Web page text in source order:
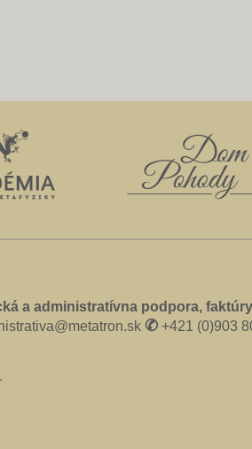
a administratívna podpora, faktúry
✆ +421 (0)903